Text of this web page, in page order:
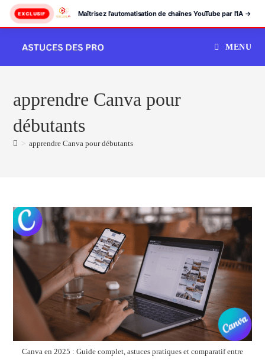
EXCLUSIF Maîtrisez l'automatisation de chaînes YouTube par l'IA →
content
MENU
apprendre Canva pour
débutants
> apprendre Canva pour débutants
Canva en 2025 : Guide complet, astuces pratiques et comparatif entre